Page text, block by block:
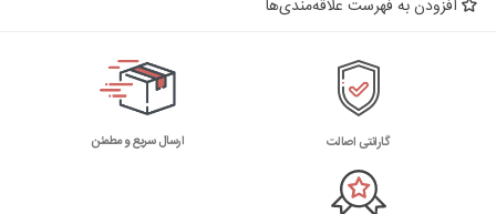
افزودن به فهرست علاقه‌مندی‌ها
گارانتی اصالت ارسال سریع و مطمئن